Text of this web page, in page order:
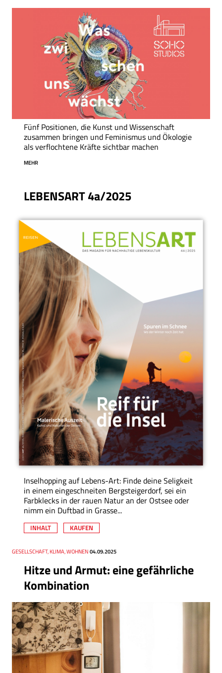
Fünf Positionen, die Kunst und Wissenschaft
zusammen bringen und Feminismus und Ökologie
als verflochtene Kräfte sichtbar machen
MEHR
LEBENSART 4a/2025
Inselhopping auf Lebens-Art: Finde deine Seligkeit
in einem eingeschneiten Bergsteigerdorf, sei ein
Farbklecks in der rauen Natur an der Ostsee oder
nimm ein Duftbad in Grasse...
INHALT KAUFEN
Hitze und Armut: eine gefährliche
Kombination
Thema
GESELLSCHAFT, KLIMA, WOHNEN
Datum 04.09.2025